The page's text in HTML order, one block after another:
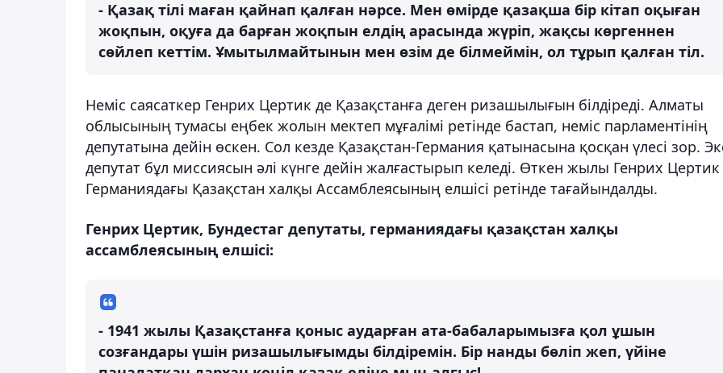
- Қазақ тілі маған қайнап қалған нәрсе. Мен өмірде қазақша бір кітап оқыған
жоқпын, оқуға да барған жоқпын елдің арасында жүріп, жақсы көргеннен
сөйлеп кеттім. Ұмытылмайтынын мен өзім де білмеймін, ол тұрып қалған тіл.
Неміс саясаткер Генрих Цертик де Қазақстанға деген ризашылығын білдіреді. Алматы
облысының тумасы еңбек жолын мектеп мұғалімі ретінде бастап, неміс парламентінің
депутатына дейін өскен. Сол кезде Қазақстан-Германия қатынасына қосқан үлесі зор.
депутат бұл миссиясын әлі күнге дейін жалғастырып келеді. Өткен жылы Генрих Цертик
Германиядағы Қазақстан халқы Ассамблеясының елшісі ретінде тағайындалды.
Генрих Цертик, Бундестаг депутаты, германиядағы қазақстан халқы
ассамблеясының елшісі:
- 1941 жылы Қазақстанға қоныс аударған ата-бабаларымызға қол ұшын
созғандары үшін ризашылығымды білдіремін. Бір нанды бөліп жеп, үйіне